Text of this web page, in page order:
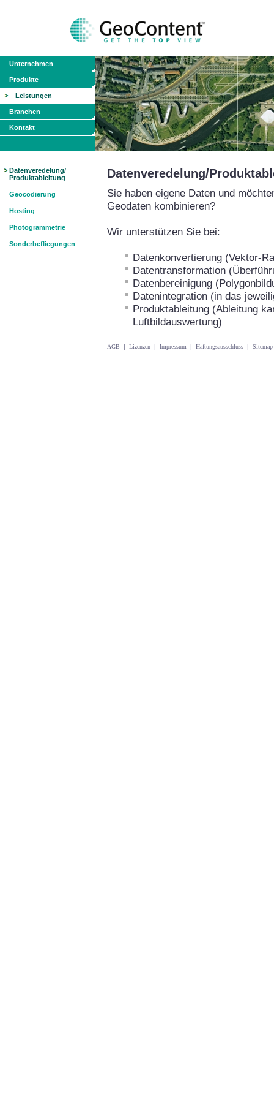
Unternehmen
Produkte
Leistungen
Branchen
Kontakt
Datenveredelung/
Produktableitung
Geocodierung
Hosting
Photogrammetrie
Sonderbefliegungen
Datenveredelung/
Sie haben eigene Daten und
Geodaten kombinieren?
Wir unterstützen Sie bei:
Datenkonvertierung (Vektor-
Datentransformation
Datenbereinigung
Datenintegration (in das
Produktableitung (Ableitung
Luftbildauswertung)
AGB | Lizenzen | Impressum | Haftungsausschluss | Sitemap